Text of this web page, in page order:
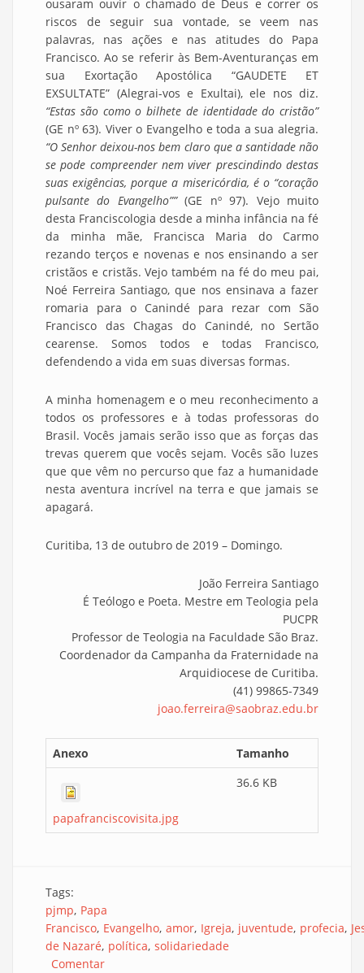
ousaram ouvir o chamado de Deus e correr os
riscos de seguir sua vontade, se veem nas
palavras, nas ações e nas atitudes do Papa
Francisco. Ao se referir às Bem-Aventuranças em
sua Exortação Apostólica “GAUDETE ET
EXSULTATE” (Alegrai-vos e Exultai), ele nos diz.
“Estas são como o bilhete de identidade do cristão”
(GE nº 63). Viver o Evangelho e toda a sua alegria.
“O Senhor deixou-nos bem claro que a santidade não
se pode compreender nem viver prescindindo destas
suas exigências, porque a misericórdia, é o “coração
pulsante do Evangelho””(GE nº 97). Vejo muito
desta Franciscologia desde a minha infância na fé
da minha mãe, Francisca Maria do Carmo
rezando terços e novenas e nos ensinando a ser
cristãos e cristãs. Vejo também na fé do meu pai,
Noé Ferreira Santiago, que nos ensinava a fazer
romaria para o Canindé para rezar com São
Francisco das Chagas do Canindé, no Sertão
cearense. Somos todos e todas Francisco,
defendendo a vida em suas diversas formas.
A minha homenagem e o meu reconhecimento a
todos os professores e à todas professoras do
Brasil. Vocês jamais serão isso que as forças das
trevas querem que vocês sejam. Vocês são luzes
que que vêm no percurso que faz a humanidade
nesta aventura incrível na terra e que jamais se
apagará.
Curitiba, 13 de outubro de 2019 – Domingo.
João Ferreira Santiago
É Teólogo e Poeta. Mestre em Teologia pela
PUCPR
Professor de Teologia na Faculdade São Braz.
Coordenador da Campanha da Fraternidade na
Arquidiocese de Curitiba.
(41) 99865-7349
joao.ferreira@saobraz.edu.br
Anexo Tamanho
papafranciscovisita.jpg
36.6 KB
Tags:
pjmp Papa
Francisco Evangelho amor Igreja juventude profecia
de Nazaré política solidariedade
Comentar